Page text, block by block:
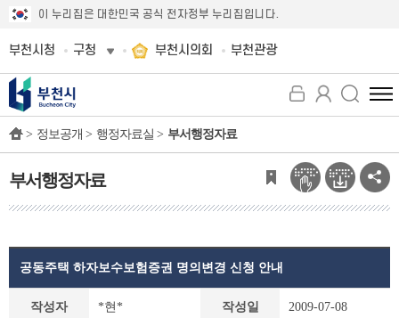
이 누리집은 대한민국 공식 전자정부 누리집입니다.
부천시청 구청 부천시의회 부천관광
전
체
뉴
보
기
> 정보공개 > 행정자료실 > 부서행정자료
부서행정자료
공동주택 하자보수보험증권 명의변경 신청 안내
작성자 *현* 작성일 2009-07-08